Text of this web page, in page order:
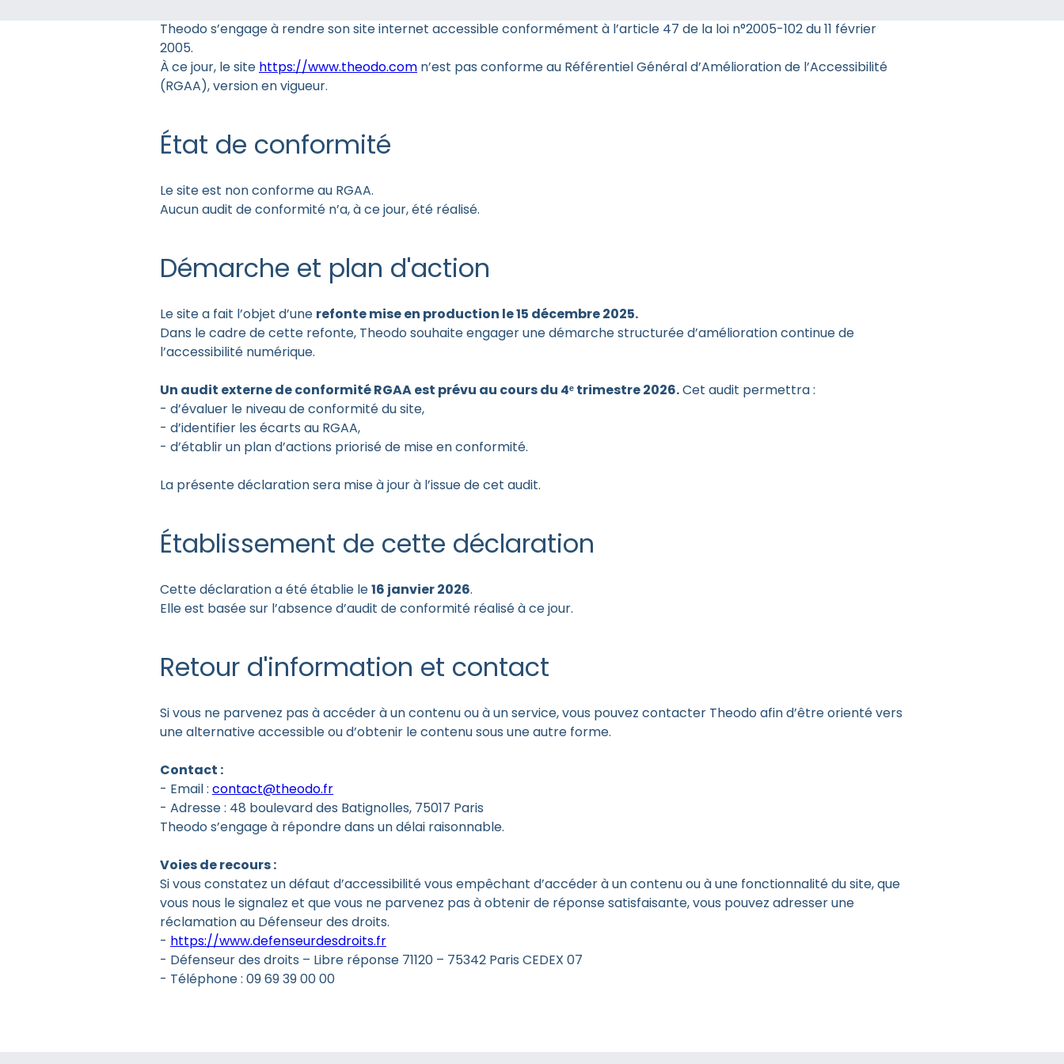
Theodo s’engage à rendre son site internet accessible conformément à l’article 47 de la loi n°2005-102 du 11 février
2005.
À ce jour, le site https://www.theodo.com n’est pas conforme au Référentiel Général d’Amélioration de l’Accessibilité
(RGAA), version en vigueur.
État de conformité
Le site est non conforme au RGAA.
Aucun audit de conformité n’a, à ce jour, été réalisé.
Démarche et plan d'action
Le site a fait l’objet d’une refonte mise en production le 15 décembre 2025.
Dans le cadre de cette refonte, Theodo souhaite engager une démarche structurée d’amélioration continue de
l’accessibilité numérique.
Un audit externe de conformité RGAA est prévu au cours du 4ᵉ trimestre 2026.Cet audit permettra :
- d’évaluer le niveau de conformité du site,
- d’identifier les écarts au RGAA,
- d’établir un plan d’actions priorisé de mise en conformité.
La présente déclaration sera mise à jour à l’issue de cet audit.
Établissement de cette déclaration
Cette déclaration a été établie le16 janvier 2026.
Elle est basée sur l’absence d’audit de conformité réalisé à ce jour.
Retour d'information et contact
Si vous ne parvenez pas à accéder à un contenu ou à un service, vous pouvez contacter Theodo afin d’être orienté vers
une alternative accessible ou d’obtenir le contenu sous une autre forme.
Contact :
- Email : contact@theodo.fr
- Adresse : 48 boulevard des Batignolles, 75017 Paris
Theodo s’engage à répondre dans un délai raisonnable.
Voies de recours :
Si vous constatez un défaut d’accessibilité vous empêchant d’accéder à un contenu ou à une fonctionnalité du site, que
vous nous le signalez et que vous ne parvenez pas à obtenir de réponse satisfaisante, vous pouvez adresser une
réclamation au Défenseur des droits.
- https://www.defenseurdesdroits.fr
- Défenseur des droits – Libre réponse 71120 – 75342 Paris CEDEX 07
- Téléphone : 09 69 39 00 00